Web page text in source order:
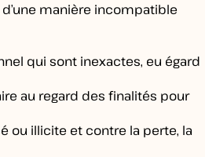
manière incompatible
qui sont inexactes, eu égard
au regard des finalités pour
ou illicite et contre la perte, la